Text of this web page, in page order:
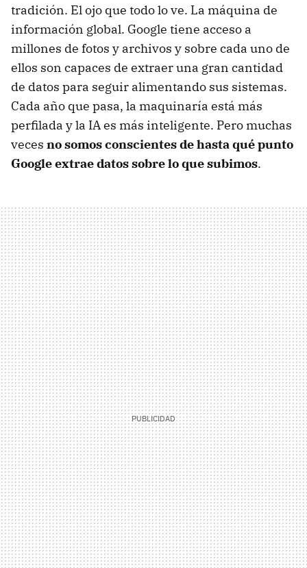
tradición. El ojo que todo lo ve. La máquina de
información global. Google tiene acceso a
millones de fotos y archivos y sobre cada uno de
ellos son capaces de extraer una gran cantidad
de datos para seguir alimentando sus sistemas.
Cada año que pasa, la maquinaría está más
perfilada y la IA es más inteligente. Pero muchas
veces no somos conscientes de hasta qué punto
Google extrae datos sobre lo que subimos.